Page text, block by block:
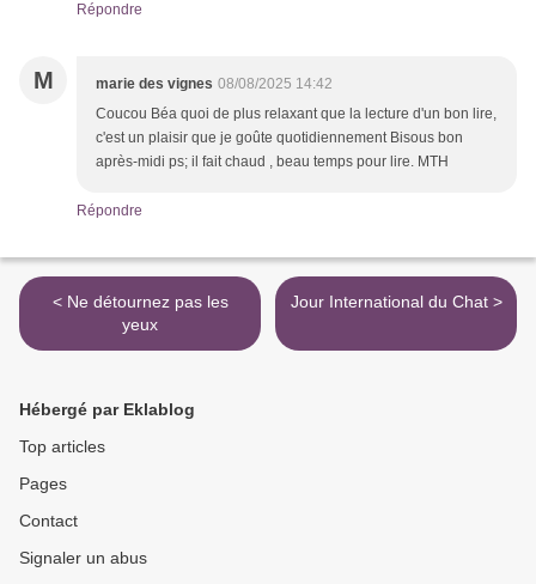
Répondre
M marie des vignes 08/08/2025 14:42
Coucou Béa quoi de plus relaxant que la lecture d'un bon lire,
c'est un plaisir que je goûte quotidiennement Bisous bon
après-midi ps; il fait chaud , beau temps pour lire. MTH
Répondre
< Ne détournez pas les
yeux
Jour International du Chat >
Hébergé par Eklablog
Top articles
Pages
Contact
Signaler un abus